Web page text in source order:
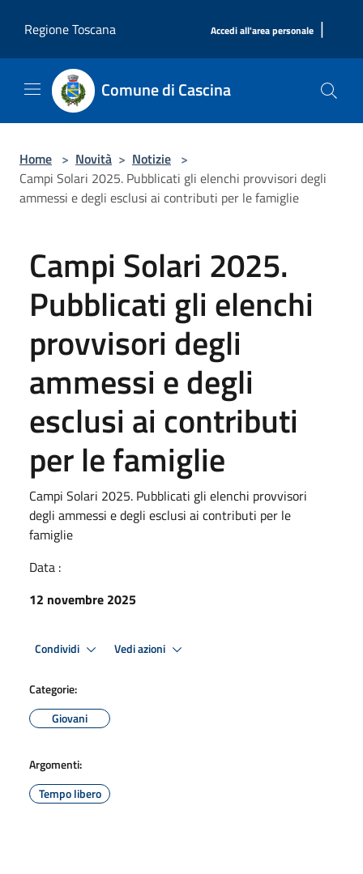
Regione Toscana
Accedi all'area personale |
Comune di Cascina
Home > Novità > Notizie >
Campi Solari 2025. Pubblicati gli elenchi provvisori degli
ammessi e degli esclusi ai contributi per le famiglie
Campi Solari 2025.
Pubblicati gli elenchi
provvisori degli
ammessi e degli
esclusi ai contributi
per le famiglie
Campi Solari 2025. Pubblicati gli elenchi provvisori
degli ammessi e degli esclusi ai contributi per le
famiglie
Data :
12 novembre 2025
Condividi Vedi azioni
Categorie:
Giovani
Argomenti:
Tempo libero